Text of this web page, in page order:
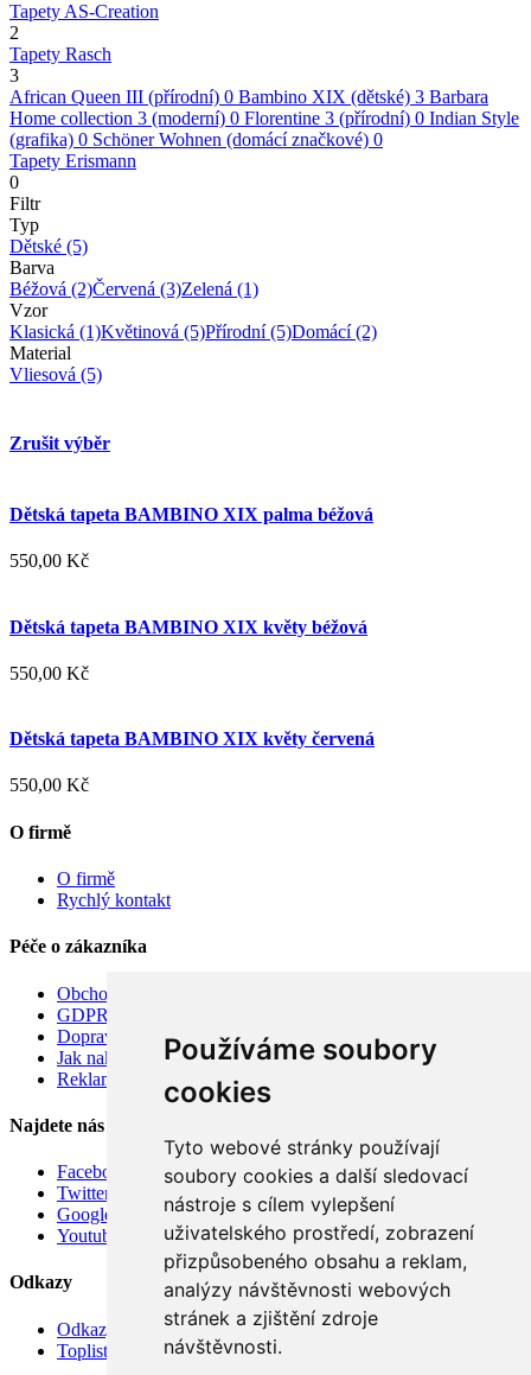
Používáme soubory
cookies
Tyto webové stránky používají
soubory cookies a další sledovací
nástroje s cílem vylepšení
uživatelského prostředí, zobrazení
přizpůsobeného obsahu a reklam,
analýzy návštěvnosti webových
stránek a zjištění zdroje
návštěvnosti.
Tapety AS-Creation
2
Tapety Rasch
3
African Queen III (přírodní) 0 Bambino XIX (dětské) 3 Barbara
Home collection 3 (moderní) 0 Florentine 3 (přírodní) 0 Indian Style
(grafika) 0 Schöner Wohnen (domácí značkové) 0
Tapety Erismann
0
Filtr
Typ
Dětské (5)
Barva
Béžová (2)Červená (3)Zelená (1)
Vzor
Klasická (1)Květinová (5)Přírodní(5)Domácí(2)
Material
Vliesová (5)
Zrušit výběr
Dětská tapeta BAMBINO XIX palma béžová
550,00 Kč
Dětská tapeta BAMBINO XIX květy béžová
550,00 Kč
Dětská tapeta BAMBINO XIX květy červená
550,00 Kč
O firmě
O firmě
Rychlý kontakt
Péče o zákazníka
Obchodní podmínky
GDPR
Doprava
Jak nakupovat
Reklamace
Najdete nás
Facebook
Twitter
Google
Youtube
Odkazy
Odkazy
Toplist